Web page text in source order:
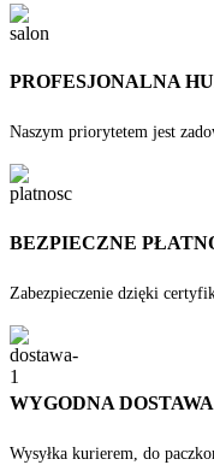
PROFESJONALNA
Naszym priorytetem jest
BEZPIECZNE
Zabezpieczenie dzięki
WYGODNA DOSTAWA
Wysyłka kurierem, do